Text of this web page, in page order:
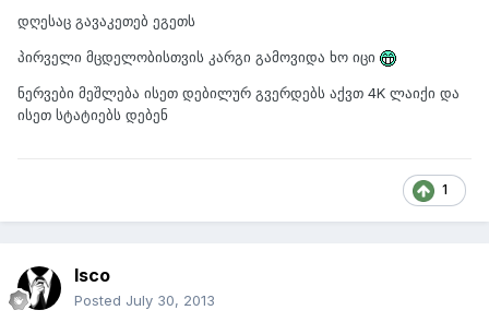
დღესაც გავაკეთებ ეგეთს
პირველი მცდელობისთვის კარგი გამოვიდა ხო იცი
ნერვები მეშლება ისეთ დებილურ გვერდებს აქვთ 4K ლაიქი და
ისეთ სტატიებს დებენ
1
Isco
Posted July 30, 2013